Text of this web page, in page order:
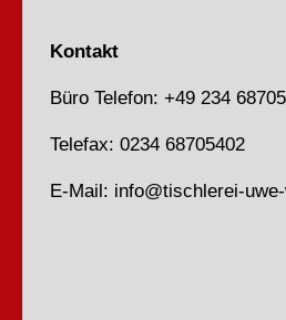
Kontakt
Büro Telefon: +49 234
Telefax: 0234 68705402
E-Mail: info@tischlerei-